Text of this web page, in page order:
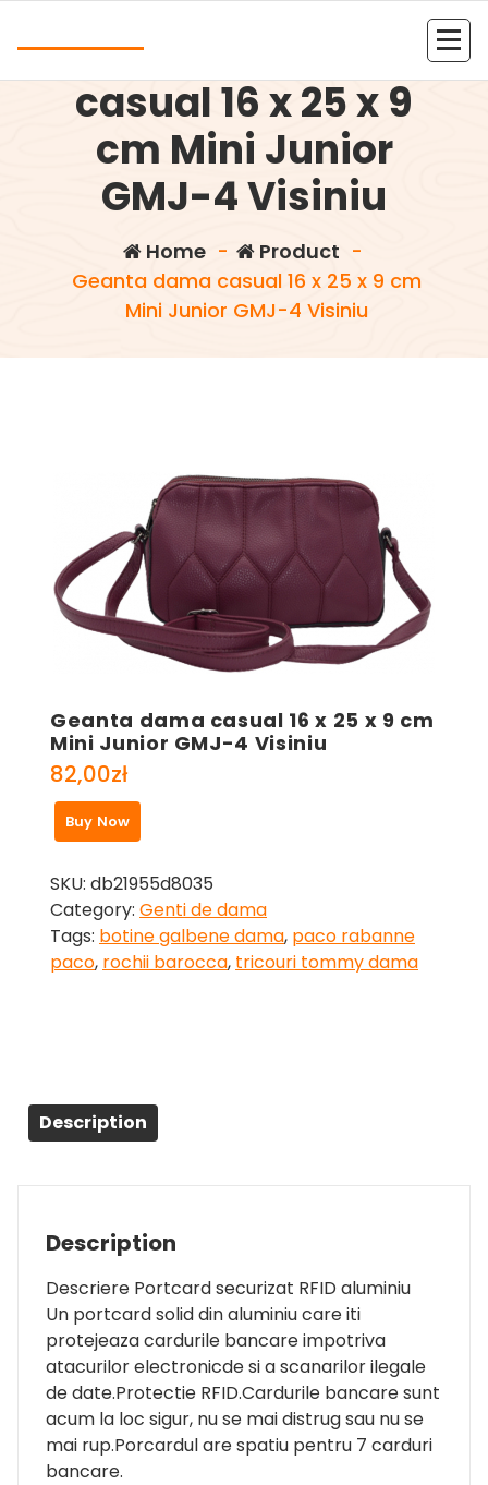
Geanta dama
casual 16 x 25 x 9
cm Mini Junior
GMJ-4 Visiniu
Home- Product -
Geanta dama casual 16 x 25 x 9 cm
Mini Junior GMJ-4 Visiniu
Geanta dama casual 16 x 25 x 9 cm
Mini Junior GMJ-4 Visiniu
82,00zł
Buy Now
SKU: db21955d8035
Category: Genti de dama
Tags: botine galbene dama, paco rabanne
paco, rochii barocca, tricouri tommy dama
Description
Description
Descriere Portcard securizat RFID aluminiu
Un portcard solid din aluminiu care iti
protejeaza cardurile bancare impotriva
atacurilor electronicde si a scanarilor ilegale
de date.Protectie RFID.Cardurile bancare sunt
acum la loc sigur, nu se mai distrug sau nu se
mai rup.Porcardul are spatiu pentru 7 carduri
bancare.